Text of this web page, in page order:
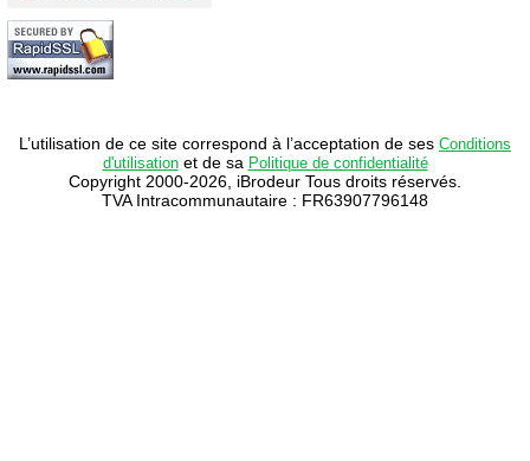
L’utilisation de ce site correspond à l’acceptation de ses Conditions
d'utilisationet de sa Politique de confidentialité
Copyright 2000-2026, iBrodeur Tous droits réservés.
TVA Intracommunautaire : FR63907796148